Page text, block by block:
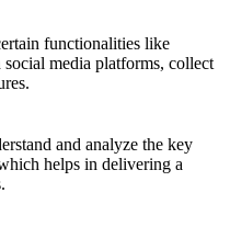
functionalities like
media platforms, collect
and analyze the key
helps in delivering a